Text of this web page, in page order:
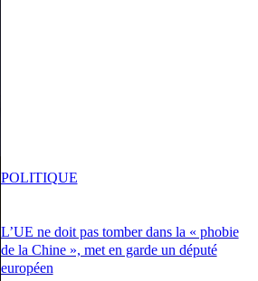
L’UE ne doit pas tomber dans la « phobie
de la Chine », met en garde un député
européen
POLITIQUE